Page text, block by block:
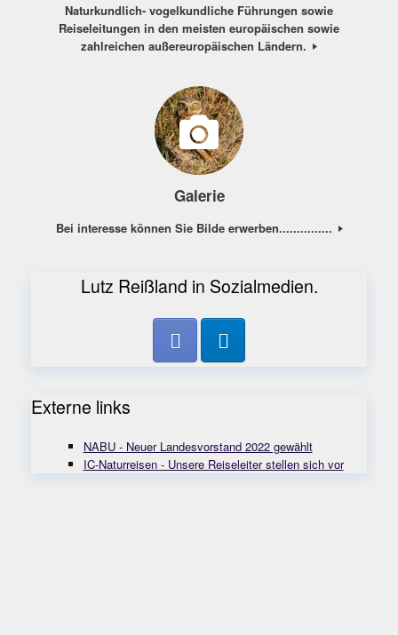
Naturkundlich- vogelkundliche Führungen sowie
Reiseleitungen in den meisten europäischen sowie
zahlreichen außereuropäischen Ländern.
Galerie
Bei interesse können Sie Bilde erwerben...............
Lutz Reißland in Sozialmedien.
Externe links
NABU - Neuer Landesvorstand 2022 gewählt
IC-Naturreisen - Unsere Reiseleiter stellen sich vor